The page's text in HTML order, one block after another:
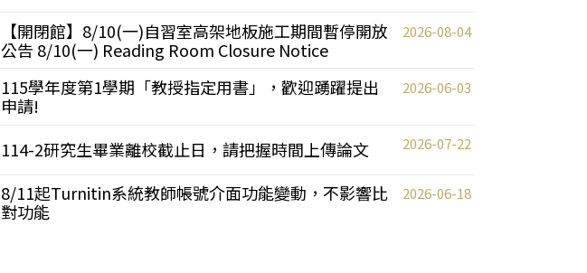
【開閉館】8/10(一)自習室高架地板施工期間暫停開放
公告 8/10(一) Reading Room Closure Notice
2026-08-04
115學年度第1學期「教授指定用書」，歡迎踴躍提出
申請!
2026-06-03
114-2研究生畢業離校截止日，請把握時間上傳論文 2026-07-22
8/11起Turnitin系統教師帳號介面功能變動，不影響比
對功能
2026-06-18